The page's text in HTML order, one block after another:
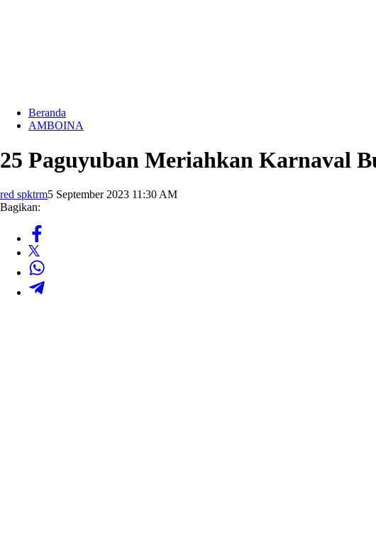
Beranda
AMBOINA
25 Paguyuban Meriahkan Karnaval
red spktrm5 September 2023 11:30 AM
Bagikan: